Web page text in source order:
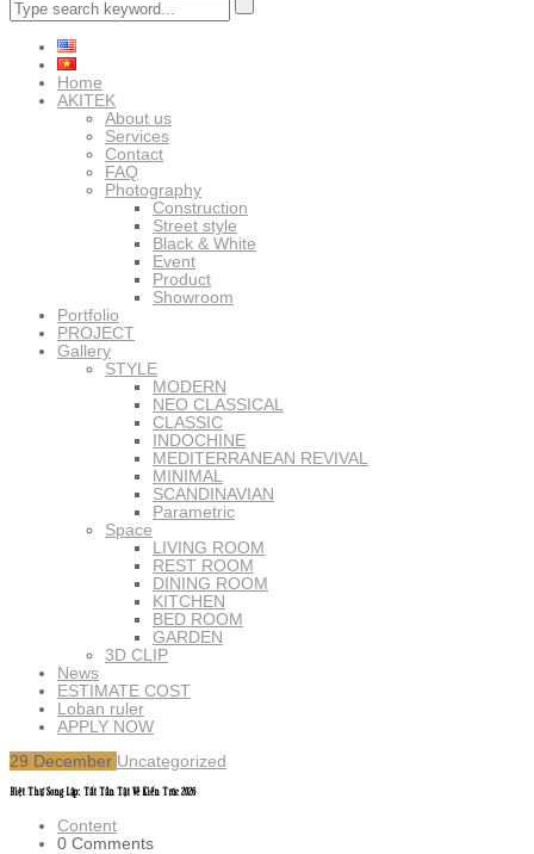
Home
AKITEK
About us
Services
Contact
FAQ
Photography
Construction
Street style
Black & White
Event
Product
Showroom
Portfolio
PROJECT
Gallery
STYLE
MODERN
NEO CLASSICAL
CLASSIC
INDOCHINE
MEDITERRANEAN REVIVAL
MINIMAL
SCANDINAVIAN
Parametric
Space
LIVING ROOM
REST ROOM
DINING ROOM
KITCHEN
BED ROOM
GARDEN
3D CLIP
News
ESTIMATE COST
Loban ruler
APPLY NOW
29 December Uncategorized
Biệt Thự Song Lập: Tất Tần Tật Về Kiến Trúc 2026
Content
0 Comments